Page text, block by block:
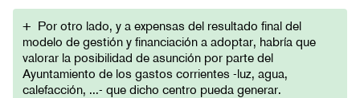
+ Por otro lado, y a expensas del resultado final del
modelo de gestión y financiación a adoptar, habría que
valorar la posibilidad de asunción por parte del
Ayuntamiento de los gastos corrientes -luz, agua,
calefacción, ...- que dicho centro pueda generar.